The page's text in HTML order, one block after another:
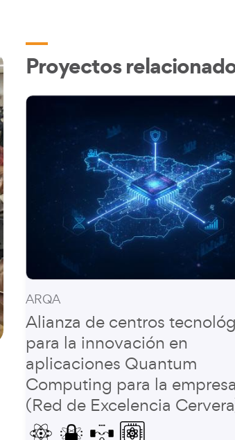
Proyectos
ARQA
Alianza de centros
para la innovación en
aplicaciones Quantum
Computing para la empresa
(Red de Excelencia